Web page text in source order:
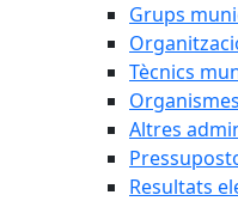
Grups
Tècnics
Altres
Resultats